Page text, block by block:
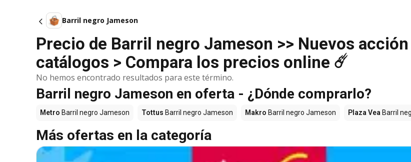
Barril negro Jameson
Precio de Barril negro Jameson >> Nuevos acción
catálogos > Compara los precios online ☄️
No hemos encontrado resultados para este término.
Barril negro Jameson en oferta - ¿Dónde comprarlo?
Metro Barril negro Jameson Tottus Barril negro Jameson Makro Barril negro Jameson Plaza Vea Barril
Más ofertas en la categoría